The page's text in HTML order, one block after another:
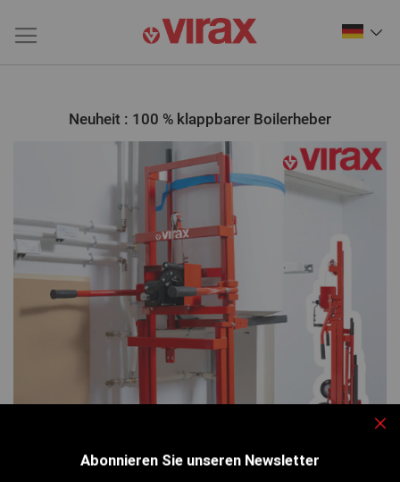
Neuheit : 100 % klappbarer Boilerheber
Abonnieren Sie unseren Newsletter